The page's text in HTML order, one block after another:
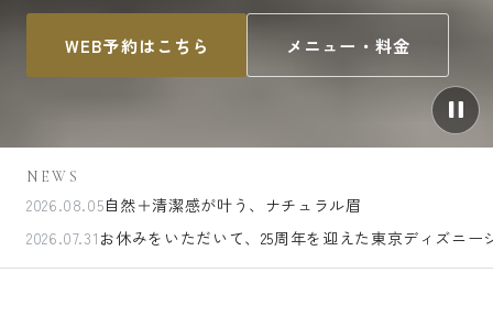
WEB予約はこちら メニュー・料金
NEWS
2026.08.05自然＋清潔感が叶う、ナチュラル眉
2026.07.31